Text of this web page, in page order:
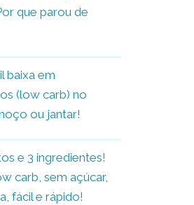
que parou de
baixa em
(low carb) no
ou jantar!
e 3 ingredientes!
carb, sem açúcar,
fácil e rápido!